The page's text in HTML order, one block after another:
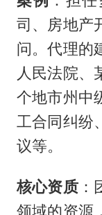
司、房地产
问。代理的
人民法院、
个地市州中
工合同纠纷
议等。
核心资质：
领域的资源